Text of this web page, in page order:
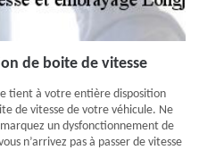
de boite de vitesse
tient à votre entière disposition
de vitesse de votre véhicule. Ne
un dysfonctionnement de
n’arrivez pas à passer de vitesse